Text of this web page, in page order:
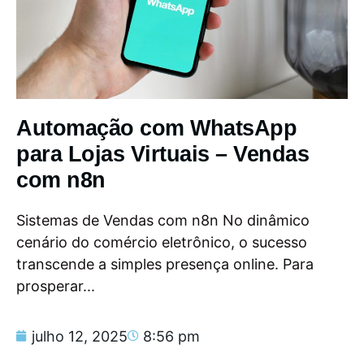
Automação com WhatsApp
para Lojas Virtuais – Vendas
com n8n
Sistemas de Vendas com n8n No dinâmico
cenário do comércio eletrônico, o sucesso
transcende a simples presença online. Para
prosperar...
julho 12, 2025 8:56 pm